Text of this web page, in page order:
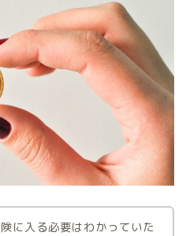
に入る必要はわかっていた